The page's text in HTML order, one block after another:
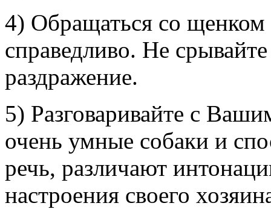
4) Обращаться со
справедливо. Не
раздражение.
5) Разговаривайте с
очень умные собаки и
речь, различают
настроения своего